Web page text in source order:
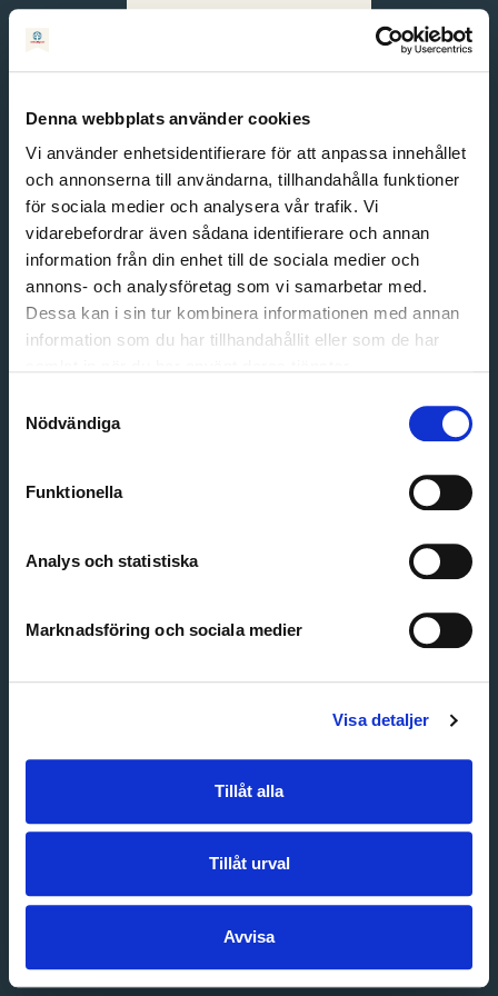
Denna webbplats använder cookies
Vi använder enhetsidentifierare för att anpassa innehållet
och annonserna till användarna, tillhandahålla funktioner
för sociala medier och analysera vår trafik. Vi
vidarebefordrar även sådana identifierare och annan
information från din enhet till de sociala medier och
annons- och analysföretag som vi samarbetar med.
Dessa kan i sin tur kombinera informationen med annan
information som du har tillhandahållit eller som de har
Nödvändiga
Funktionella
Analys och statistiska
Marknadsföring och sociala medier
Visa detaljer
Tillåt alla
Tillåt urval
Avvisa
English
Svenska
Email address
Customer service